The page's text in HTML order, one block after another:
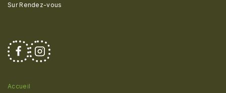
Sur Rendez-vous
Accueil